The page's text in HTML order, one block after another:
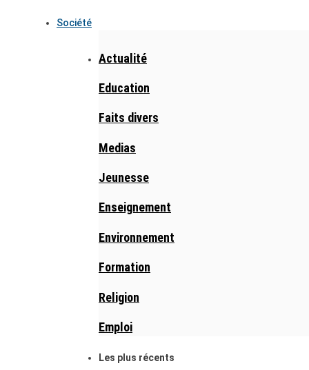
Société
Actualité
Education
Faits divers
Medias
Jeunesse
Enseignement
Environnement
Formation
Religion
Emploi
Les plus récents